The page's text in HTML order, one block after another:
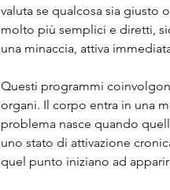
valuta se qualcosa sia giusto
molto più semplici e diretti,
una minaccia, attiva
Questi programmi
organi. Il corpo entra in una
problema nasce quando
uno stato di attivazione
quel punto iniziano ad